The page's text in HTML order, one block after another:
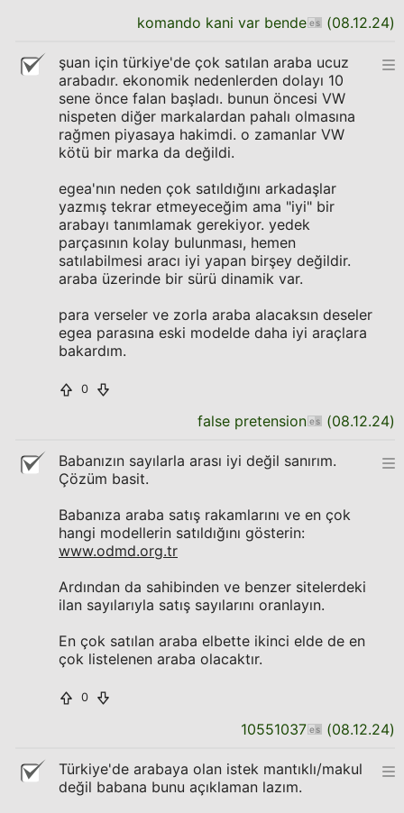
komando kani var bende (08.12.24)
şuan için türkiye'de çok satılan araba ucuz
arabadır. ekonomik nedenlerden dolayı 10
sene önce falan başladı. bunun öncesi VW
nispeten diğer markalardan pahalı olmasına
rağmen piyasaya hakimdi. o zamanlar VW
kötü bir marka da değildi.
egea'nın neden çok satıldığını arkadaşlar
yazmış tekrar etmeyeceğim ama "iyi" bir
arabayı tanımlamak gerekiyor. yedek
parçasının kolay bulunması, hemen
satılabilmesi aracı iyi yapan birşey değildir.
araba üzerinde bir sürü dinamik var.
para verseler ve zorla araba alacaksın deseler
egea parasına eski modelde daha iyi araçlara
bakardım.
0
false pretension (08.12.24)
Babanızın sayılarla arası iyi değil sanırım.
Çözüm basit.
Babanıza araba satış rakamlarını ve en çok
hangi modellerin satıldığını gösterin:
www.odmd.org.tr
Ardından da sahibinden ve benzer sitelerdeki
ilan sayılarıyla satış sayılarını oranlayın.
En çok satılan araba elbette ikinci elde de en
çok listelenen araba olacaktır.
0
10551037 (08.12.24)
Türkiye'de arabaya olan istek mantıklı/makul
değil babana bunu açıklaman lazım.